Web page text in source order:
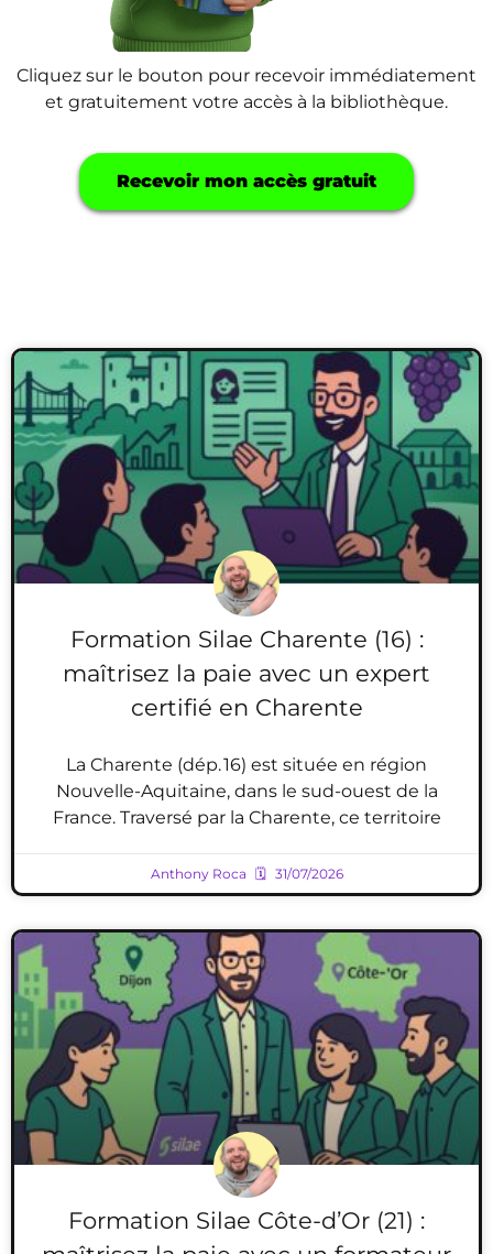
Cliquez sur le bouton pour recevoir immédiatement
et gratuitement votre accès à la bibliothèque.
Recevoir mon accès gratuit
Formation Silae Charente (16) :
maîtrisez la paie avec un expert
certifié en Charente
La Charente (dép. 16) est située en région
Nouvelle-Aquitaine, dans le sud-ouest de la
France. Traversé par la Charente, ce territoire
Anthony Roca 31/07/2026
Formation Silae Côte-d’Or (21) :